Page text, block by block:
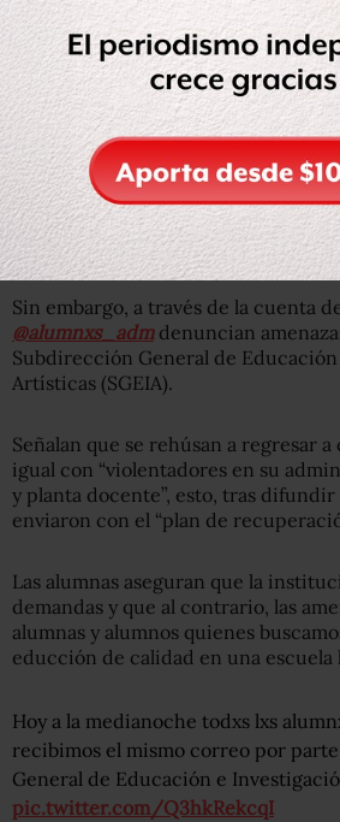
La institución asegura su
represalias, cuestionamientos o
se hayan ausentado de las clases en
de acoso y violencia contra las
Entérate:Andrés Roemer deja
UNESCO por las acusaciones de
contra
Sin embargo, a través de la cuenta
@alumnxs_admdenuncian
Subdirección General de
Artísticas (SGEIA).
Señalan que se rehúsan a regresar a
igual con “violentadores en su
y planta docente”, esto, tras
enviaron con el “plan de
Las alumnas aseguran que la
demandas y que al contrario, las
alumnas y alumnos quienes
educción de calidad en una escuela
Hoy a la medianoche todxs lxs
recibimos el mismo correo por
General de Educación e
pic.twitter.com/Q3hkRekcqI